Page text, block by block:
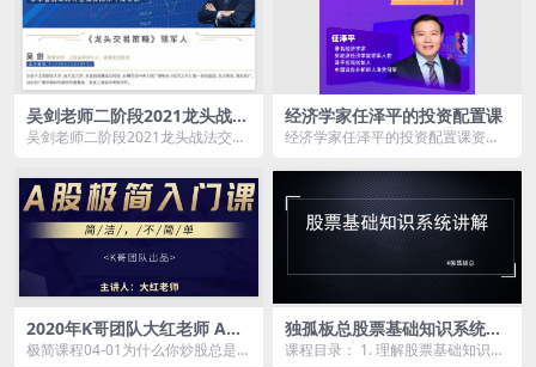
吴剑老师二阶段2021龙头战法
交易策略+指标
吴剑老师二阶段2021龙头战法交易
经济学家任泽平的投资配置课
经济学家任泽平的投资配置课资源
形势...
2020年K哥团队大红老师 A股
课程 A股极简入门课程4节 视
极简课程04-01为什么你炒股总是亏
独孤板总股票基础知识系统讲
解，理解基础知识是变投资大
课程目录： 1. 理解股票基础知识，